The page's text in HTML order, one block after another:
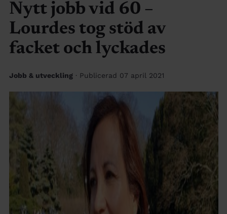
Nytt jobb vid 60 –
Lourdes tog stöd av
facket och lyckades
Jobb & utveckling · Publicerad 07 april 2021